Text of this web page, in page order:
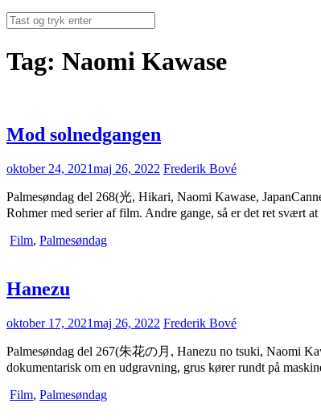
Søg
efter:
Tag: Naomi Kawase
Mod solnedgangen
oktober 24, 2021maj 26, 2022 Frederik Bové
Palmesøndag del 268(光, Hikari, Naomi Kawase,
Rohmer med serier af film. Andre gange, så er det ret svært
Film, Palmesøndag
Hanezu
oktober 17, 2021maj 26, 2022 Frederik Bové
Palmesøndag del 267(朱花の月, Hanezu no tsuki, Naomi
dokumentarisk om en udgravning, grus kører rundt på
Film, Palmesøndag